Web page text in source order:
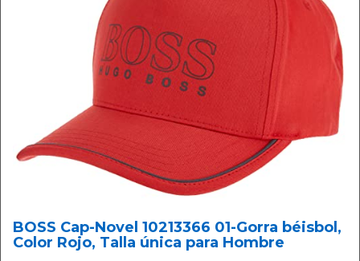
BOSS Cap-Novel 10213366 01-Gorra béisbol,
Color Rojo, Talla única para Hombre